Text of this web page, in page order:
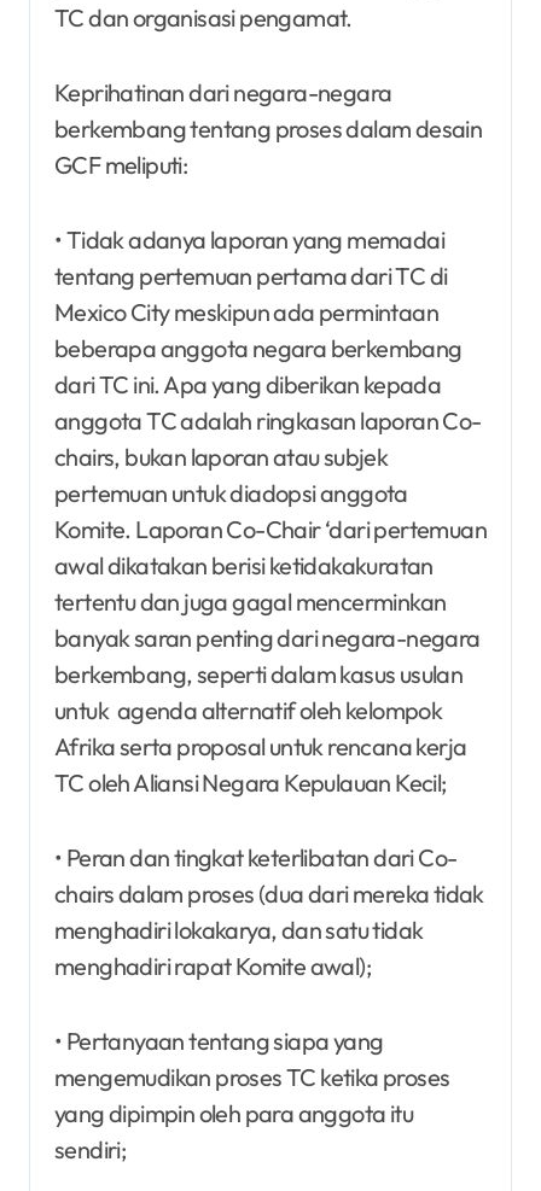
TC dan organisasi pengamat.
Keprihatinan dari negara-negara
berkembang tentang proses dalam desain
GCF meliputi:
• Tidak adanya laporan yang memadai
tentang pertemuan pertama dari TC di
Mexico City meskipun ada permintaan
beberapa anggota negara berkembang
dari TC ini. Apa yang diberikan kepada
anggota TC adalah ringkasan laporan Co-
chairs, bukan laporan atau subjek
pertemuan untuk diadopsi anggota
Komite. Laporan Co-Chair ‘dari pertemuan
awal dikatakan berisi ketidakakuratan
tertentu dan juga gagal mencerminkan
banyak saran penting dari negara-negara
berkembang, seperti dalam kasus usulan
untuk agenda alternatif oleh kelompok
Afrika serta proposal untuk rencana kerja
TC oleh Aliansi Negara Kepulauan Kecil;
• Peran dan tingkat keterlibatan dari Co-
chairs dalam proses (dua dari mereka tidak
menghadiri lokakarya, dan satu tidak
menghadiri rapat Komite awal);
• Pertanyaan tentang siapa yang
mengemudikan proses TC ketika proses
yang dipimpin oleh para anggota itu
sendiri;